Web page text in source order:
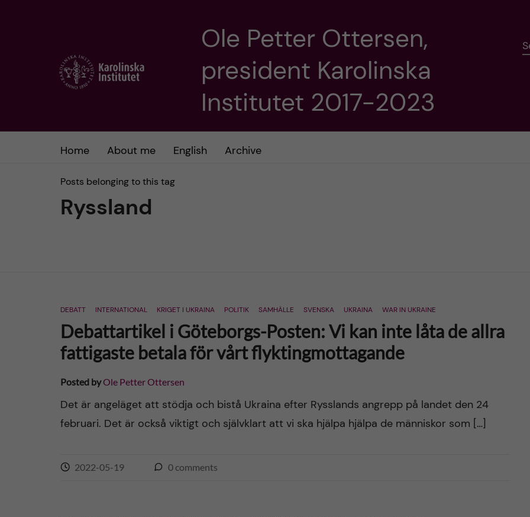
Ole Petter Ottersen,
president Karolinska
Institutet 2017-2023
Home About me English Archive
Posts belonging to this tag
Ryssland
DEBATT INTERNATIONAL KRIGET I UKRAINA POLITIK SAMHÄLLE SVENSKA UKRAINA WAR IN UKRAINE
Debattartikel i Göteborgs-Posten: Vi kan inte låta de allra
fattigaste betala för vårt flyktingmottagande
Posted byOle Petter Ottersen
Det är angeläget att stödja och bistå Ukraina efter Rysslands angrepp på landet den 24
februari. Det är också viktigt och självklart att vi ska hjälpa hjälpa de människor som […]
2022-05-19 0 comments